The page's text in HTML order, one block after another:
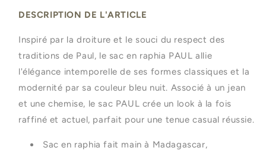
DESCRIPTION DE L'ARTICLE
Inspiré par la droiture et le souci du respect des
traditions de Paul, le sac en raphia PAUL allie
l'élégance intemporelle de ses formes classiques et la
modernité par sa couleur bleu nuit. Associé à un jean
et une chemise, le sac PAUL crée un look à la fois
raffiné et actuel, parfait pour une tenue casual réussie.
Sac en raphia fait main à Madagascar,